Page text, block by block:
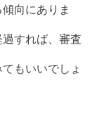
向にありま
すれば、審査
もいいでしょ